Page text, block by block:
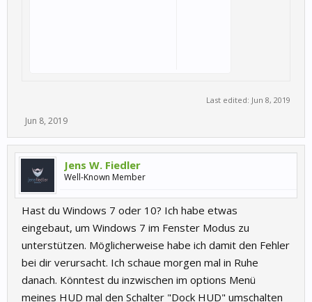
Last edited: Jun 8, 2019
Jun 8, 2019
Jens W. Fiedler
Well-Known Member
Hast du Windows 7 oder 10? Ich habe etwas
eingebaut, um Windows 7 im Fenster Modus zu
unterstützen. Möglicherweise habe ich damit den Fehler
bei dir verursacht. Ich schaue morgen mal in Ruhe
danach. Könntest du inzwischen im options Menü
meines HUD mal den Schalter "Dock HUD" umschalten